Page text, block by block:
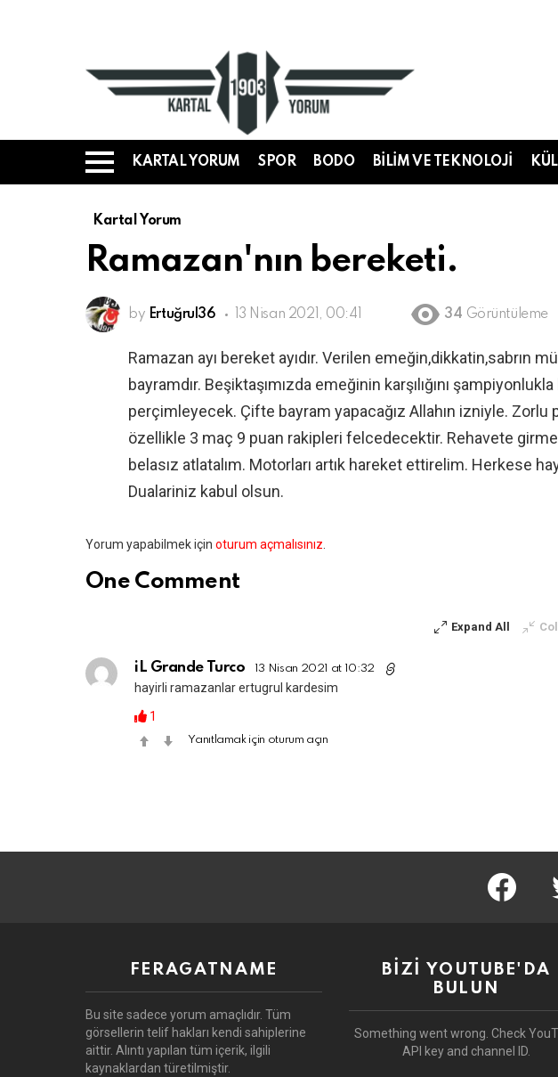
Menü
KARTAL YORUM SPOR BODO BILIM VE TEKNOLOJI
Kartal Yorum
Ramazan'nın bereketi.
by Ertuğrul36 13 Nisan 2021, 00:41 34 Görüntüleme
Ramazan ayı bereket ayıdır. Verilen emeğin,dikkatin,sabrın
bayramdır. Beşiktaşımızda emeğinin karşılığını
perçimleyecek. Çifte bayram yapacağız Allahın izniyle. Zorlu
özellikle 3 maç 9 puan rakipleri felcedecektir. Rehavete
belasız atlatalım. Motorları artık hareket ettirelim. Herkese
Dualariniz kabul olsun.
Bir
yanıt
yazın
Yorum yapabilmek için oturum açmalısınız
One Comment
Expand All
iL Grande Turco 13 Nisan 2021 at 10:32
hayirli ramazanlar ertugrul kardesim
1
Yanıtlamak için oturum açın
facebook
FERAGATNAME
Bu site sadece yorum amaçlıdır. Tüm
görsellerin telif hakları kendi sahiplerine
aittir. Alıntı yapılan tüm içerik, ilgili
kaynaklardan türetilmiştir.
BİZİ YOUTUBE'DA
BULUN
Something went wrong. Check
API key and channel ID.